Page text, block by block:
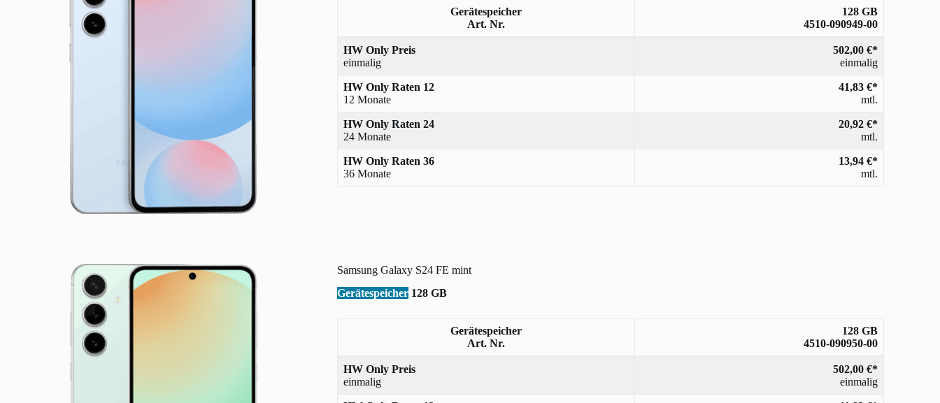
Gerätespeicher
Art. Nr.
128 GB
4510-090949-00
HW Only Preis
einmalig
502,00 €*
einmalig
HW Only Raten 12
12 Monate
41,83 €*
mtl.
HW Only Raten 24
24 Monate
20,92 €*
mtl.
HW Only Raten 36
36 Monate
13,94 €*
mtl.
Samsung Galaxy S24 FE mint
Gerätespeicher 128 GB
Gerätespeicher
Art. Nr.
128 GB
4510-090950-00
HW Only Preis
einmalig
502,00 €*
einmalig